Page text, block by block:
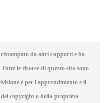
da altri supporti e ha
le risorse di questo sito sono
è per l'apprendimento e il
copyright o della proprietà